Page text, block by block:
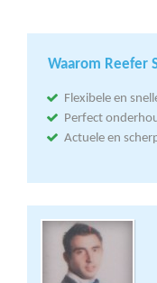
Waarom Reefer
Flexibele en
Perfect
Actuele en